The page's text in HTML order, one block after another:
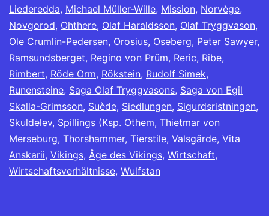
Liederedda, Michael Müller-Wille, Mission, Norvège,
Novgorod, Ohthere, Olaf Haraldsson, Olaf Tryggvason,
Ole Crumlin-Pedersen, Orosius, Oseberg, Peter Sawyer,
Ramsundsberget, Regino von Prüm, Reric, Ribe,
Rimbert, Röde Orm, Rökstein, Rudolf Simek,
Runensteine, Saga Olaf Tryggvasons, Saga von Egil
Skalla-Grimsson, Suède, Siedlungen, Sigurdsristningen,
Skuldelev, Spillings (Ksp. Othem, Thietmar von
Merseburg, Thorshammer, Tierstile, Valsgärde, Vita
Anskarii, Vikings, Âge des Vikings, Wirtschaft,
Wirtschaftsverhältnisse, Wulfstan